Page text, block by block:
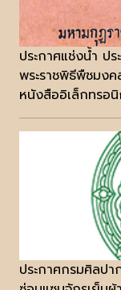
ประกาศแช่งน้ำ ป
พระราชพิธีพืชมงค
หนังสืออิเล็กทรอ
ประกาศกรมศิลปา